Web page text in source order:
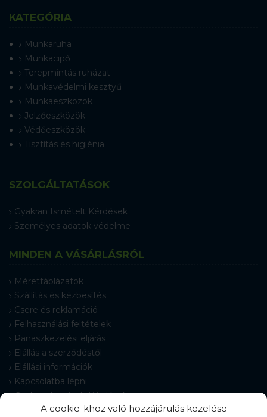
A cookie-khoz való hozzájárulás kezelése
KATEGÓRIA
Munkaruha
Munkacipő
Terepmintás ruházat
Munkavédelmi kesztyű
Munkaeszközök
Jelzőeszközök
Védőeszközök
Tisztítás és higiénia
SZOLGÁLTATÁSOK
Gyakran Ismételt Kérdések
Személyes adatok védelme
MINDEN A VÁSÁRLÁSRÓL
Mérettáblázatok
Szállítás és kézbesítés
Csere és reklamáció
Felhasználási feltételek
Panaszkezelési eljárás
Elállás a szerződéstől
Elállási információk
Kapcsolatba lépni
Gyakran Ismételt Kérdések
Cookie-beállítások